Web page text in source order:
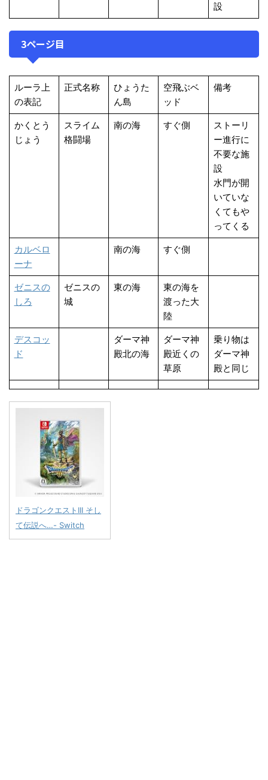
設
3ページ目
ルーラ上
の表記
正式名称
ひょうた
ん島
空飛ぶベ
ッド
備考
かくとう
じょう
スライム
格闘場
南の海 すぐ側
ストーリ
ー進行に
不要な施
設
水門が開
いていな
くてもや
ってくる
カルベロ
ーナ
南の海 すぐ側
ゼニスの
しろ
ゼニスの
城
東の海
東の海を
渡った大
陸
デスコッ
ド
ダーマ神
殿北の海
ダーマ神
殿近くの
草原
乗り物は
ダーマ神
殿と同じ
ドラゴンクエストIII そし
て伝説へ…- Switch